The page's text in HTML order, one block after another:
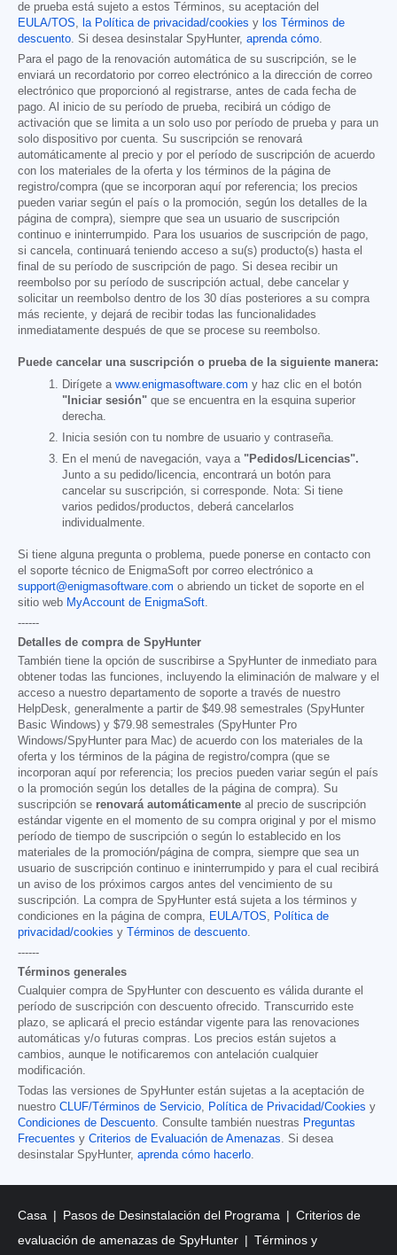
de prueba está sujeto a estos Términos, su aceptación del
EULA/TOS, la Política de privacidad/cookies y los Términos de
descuento. Si desea desinstalar SpyHunter, aprenda cómo.
Para el pago de la renovación automática de su suscripción, se le
enviará un recordatorio por correo electrónico a la dirección de correo
electrónico que proporcionó al registrarse, antes de cada fecha de
pago. Al inicio de su período de prueba, recibirá un código de
activación que se limita a un solo uso por período de prueba y para un
solo dispositivo por cuenta. Su suscripción se renovará
automáticamente al precio y por el período de suscripción de acuerdo
con los materiales de la oferta y los términos de la página de
registro/compra (que se incorporan aquí por referencia; los precios
pueden variar según el país o la promoción, según los detalles de la
página de compra), siempre que sea un usuario de suscripción
continuo e ininterrumpido. Para los usuarios de suscripción de pago,
si cancela, continuará teniendo acceso a su(s) producto(s) hasta el
final de su período de suscripción de pago. Si desea recibir un
reembolso por su período de suscripción actual, debe cancelar y
solicitar un reembolso dentro de los 30 días posteriores a su compra
más reciente, y dejará de recibir todas las funcionalidades
inmediatamente después de que se procese su reembolso.
Puede cancelar una suscripción o prueba de la siguiente manera:
Dirígete a www.enigmasoftware.com y haz clic en el botón
"Iniciar sesión" que se encuentra en la esquina superior
derecha.
Inicia sesión con tu nombre de usuario y contraseña.
En el menú de navegación, vaya a "Pedidos/Licencias".
Junto a su pedido/licencia, encontrará un botón para
cancelar su suscripción, si corresponde. Nota: Si tiene
varios pedidos/productos, deberá cancelarlos
individualmente.
Si tiene alguna pregunta o problema, puede ponerse en contacto con
el soporte técnico de EnigmaSoft por correo electrónico a
support@enigmasoftware.com o abriendo un ticket de soporte en el
sitio web MyAccount de EnigmaSoft.
------
Detalles de compra de SpyHunter
También tiene la opción de suscribirse a SpyHunter de inmediato para
obtener todas las funciones, incluyendo la eliminación de malware y el
acceso a nuestro departamento de soporte a través de nuestro
HelpDesk, generalmente a partir de $49.98 semestrales (SpyHunter
Basic Windows) y $79.98 semestrales (SpyHunter Pro
Windows/SpyHunter para Mac) de acuerdo con los materiales de la
oferta y los términos de la página de registro/compra (que se
incorporan aquí por referencia; los precios pueden variar según el país
o la promoción según los detalles de la página de compra). Su
suscripción se renovará automáticamente al precio de suscripción
estándar vigente en el momento de su compra original y por el mismo
período de tiempo de suscripción o según lo establecido en los
materiales de la promoción/página de compra, siempre que sea un
usuario de suscripción continuo e ininterrumpido y para el cual recibirá
un aviso de los próximos cargos antes del vencimiento de su
suscripción. La compra de SpyHunter está sujeta a los términos y
condiciones en la página de compra, EULA/TOS, Política de
privacidad/cookies y Términos de descuento.
------
Términos generales
Cualquier compra de SpyHunter con descuento es válida durante el
período de suscripción con descuento ofrecido. Transcurrido este
plazo, se aplicará el precio estándar vigente para las renovaciones
automáticas y/o futuras compras. Los precios están sujetos a
cambios, aunque le notificaremos con antelación cualquier
modificación.
Todas las versiones de SpyHunter están sujetas a la aceptación de
nuestro CLUF/Términos de Servicio, Política de Privacidad/Cookies y
Condiciones de Descuento. Consulte también nuestras Preguntas
Frecuentes y Criterios de Evaluación de Amenazas. Si desea
desinstalar SpyHunter, aprenda cómo hacerlo.
Casa Pasos de Desinstalación del Programa
Criterios de
evaluación de amenazas de SpyHunter
Términos y